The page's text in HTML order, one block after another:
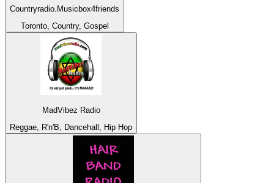
Countryradio.Musicbox4friends
Toronto, Country, Gospel
MadVibez Radio
Reggae, R'n'B, Dancehall, Hip Hop